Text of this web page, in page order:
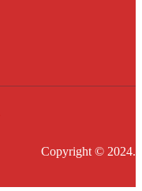
Copyright © 2024.